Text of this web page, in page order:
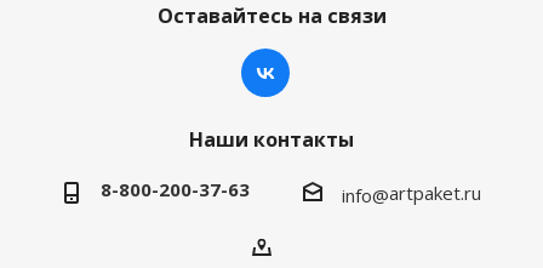
Оставайтесь на связи
Наши контакты
8-800-200-37-63 info@artpaket.ru